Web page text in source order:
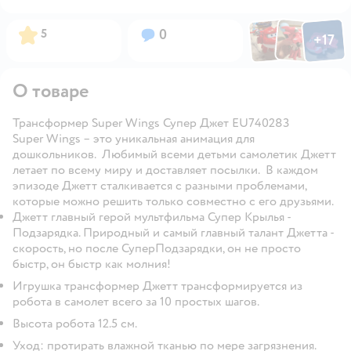
Рейтинг:
5 Вопросов:
0 ФотоФотоФото
+17
Открыть
О товаре
Трансформер Super Wings Супер Джет EU740283
Super Wings – это уникальная анимация для
дошкольников. Любимый всеми детьми самолетик Джетт
летает по всему миру и доставляет посылки. В каждом
эпизоде Джетт сталкивается с разными проблемами,
которые можно решить только совместно с его друзьями.
Джетт главный герой мультфильма Супер Крылья -
Подзарядка. Природный и самый главный талант Джетта -
скорость, но после СуперПодзарядки, он не просто
быстр, он быстр как молния!
Игрушка трансформер Джетт трансформируется из
робота в самолет всего за 10 простых шагов.
Высота робота 12.5 см.
Уход: протирать влажной тканью по мере загрязнения.